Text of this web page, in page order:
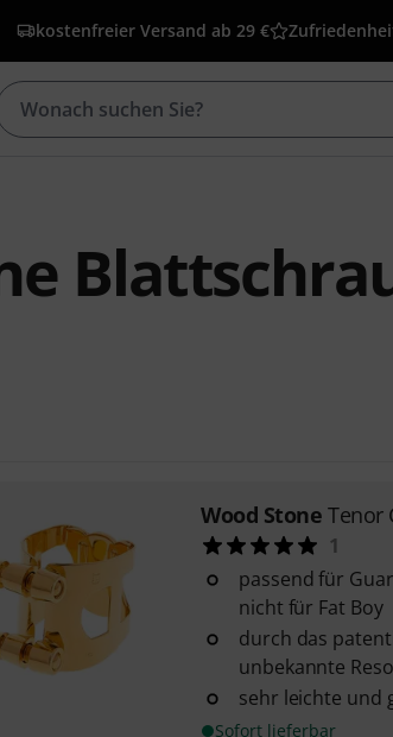
kostenfreier Versand ab 29 €
Wood Stone Tenor
1
passend für
nicht für Fat Boy
durch das
unbekannte
sehr leichte und
Sofort lieferbar